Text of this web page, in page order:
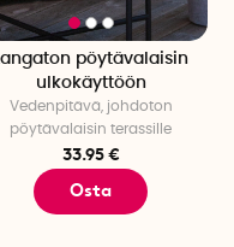
Langaton pöytävalaisin
ulkokäyttöön
Vedenpitävä, johdoton
pöytävalaisin terassille
33.95 €
Osta